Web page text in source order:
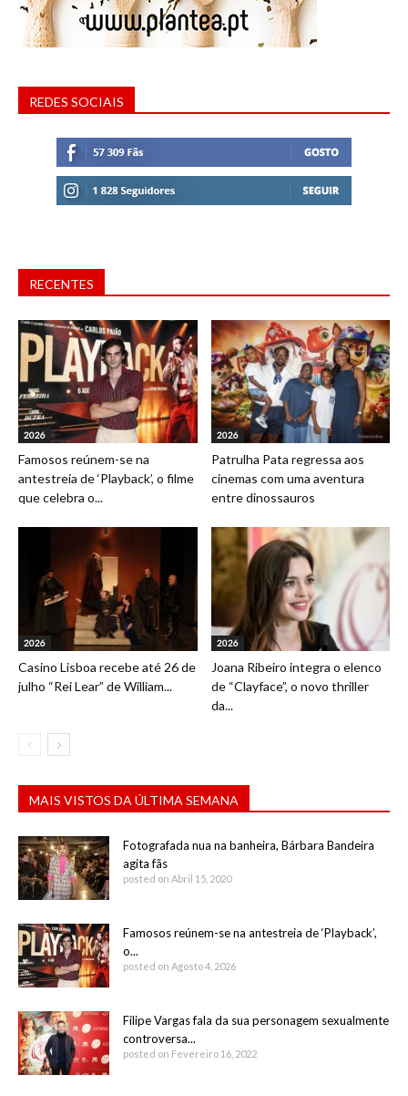
REDES SOCIAIS
RECENTES
2026
Famosos reúnem-se na
antestreia de ‘Playback’, o filme
que celebra o...
2026
Patrulha Pata regressa aos
cinemas com uma aventura
entre dinossauros
2026
Casino Lisboa recebe até 26 de
julho “Rei Lear” de William...
2026
Joana Ribeiro integra o elenco
de “Clayface”, o novo thriller
da...
MAIS VISTOS DA ÚLTIMA SEMANA
Fotografada nua na banheira, Bárbara Bandeira
agita fãs
posted on Abril 15, 2020
Famosos reúnem-se na antestreia de ‘Playback’,
o...
posted on Agosto 4, 2026
Filipe Vargas fala da sua personagem sexualmente
controversa...
posted on Fevereiro 16, 2022